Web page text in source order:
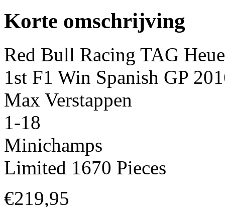
Korte omschrijving
Red Bull Racing TAG
1st F1 Win Spanish GP
Max Verstappen
1-18
Minichamps
Limited 1670 Pieces
€219,95